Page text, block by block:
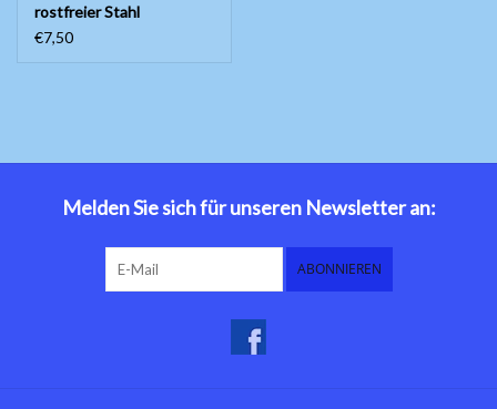
rostfreier Stahl
€7,50
Melden Sie sich für unseren Newsletter an:
ABONNIEREN